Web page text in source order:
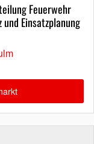
Feuerwehr
Einsatzplanung